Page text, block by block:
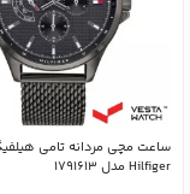
Hilfiger مدل 1791613